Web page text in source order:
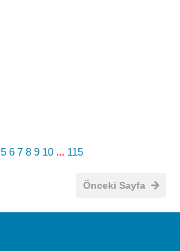
5 6 7 8 9 10 ... 115
Önceki Sayfa